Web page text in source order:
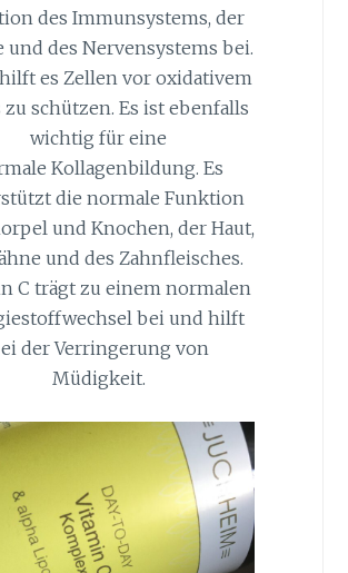
des Immunsystems, der
und des Nervensystems bei.
es Zellen vor oxidativem
zu schützen. Es ist ebenfalls
wichtig für eine
Kollagenbildung. Es
die normale Funktion
und Knochen, der Haut,
und des Zahnfleisches.
C trägt zu einem normalen
bei und hilft
der Verringerung von
Müdigkeit.